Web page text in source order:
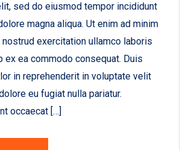
sed do eiusmod tempor incididunt
magna aliqua. Ut enim ad minim
nostrud exercitation ullamco laboris
ex ea commodo consequat. Duis
in reprehenderit in voluptate velit
eu fugiat nulla pariatur.
occaecat […]